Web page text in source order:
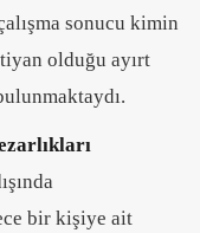
sonucu kimin
olduğu ayırt
bir kişiye ait